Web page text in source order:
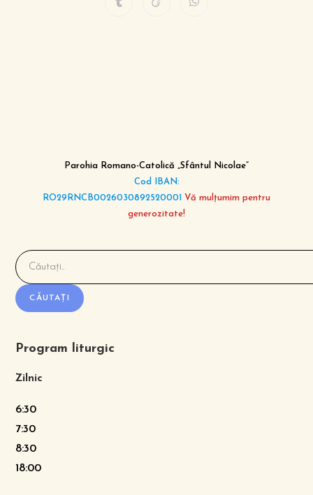
Parohia Romano-Catolică „Sfântul Nicolae”
Cod IBAN:
RO29RNCB0026030892520001 Vă mulțumim pentru
generozitate!
CĂUTAȚI
Program liturgic
Zilnic
6:30
7:30
8:30
18:00